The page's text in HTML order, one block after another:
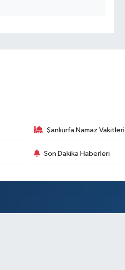
Şanlıurfa Namaz Vakitleri
Son Dakika Haberleri